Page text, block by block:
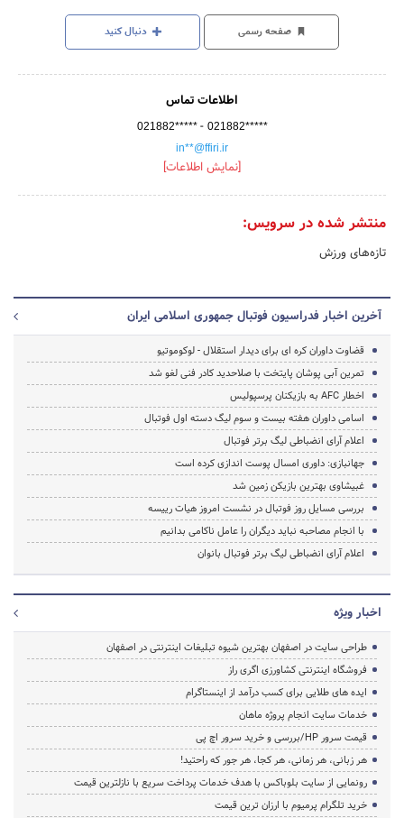
صفحه رسمی دنبال کنید
اطلاعات تماس
021882***** - 021882*****
in**@ffiri.ir
[نمایش اطلاعات]
منتشر شده در سرویس:
تازه‌های ورزش
آخرین اخبار فدراسیون فوتبال جمهوری اسلامی ایران
قضاوت داوران کره ای برای دیدار استقلال - لوکوموتیو
تمرین آبی پوشان پایتخت با صلاحدید کادر فنی لغو شد
اخطار AFC به بازیکنان پرسپولیس
اسامی داوران هفته بیست و سوم لیگ دسته اول فوتبال
اعلام آرای انضباطی لیگ برتر فوتبال
جهانبازی: داوری امسال پوست اندازی کرده است
غبیشاوی بهترین بازیکن زمین شد
بررسی مسایل روز فوتبال در نشست امروز هیات رییسه
با انجام مصاحبه نباید دیگران را عامل ناکامی بدانیم
اعلام آرای انضباطی لیگ برتر فوتبال بانوان
اخبار ویژه
طراحی سایت در اصفهان بهترین شیوه تبلیغات اینترنتی در اصفهان
فروشگاه اینترنتی کشاورزی اگری راز
ایده های طلایی برای کسب درآمد از اینستاگرام
خدمات سایت انجام پروژه ماهان
قیمت سرور HP/بررسی و خرید سرور اچ پی
هر زبانی، هر زمانی، هر کجا، هر جور که راحتید!
رونمایی از سایت بلوباکس با هدف خدمات پرداخت سریع با نازلترین قیمت
خرید تلگرام پرمیوم با ارزان ترین قیمت